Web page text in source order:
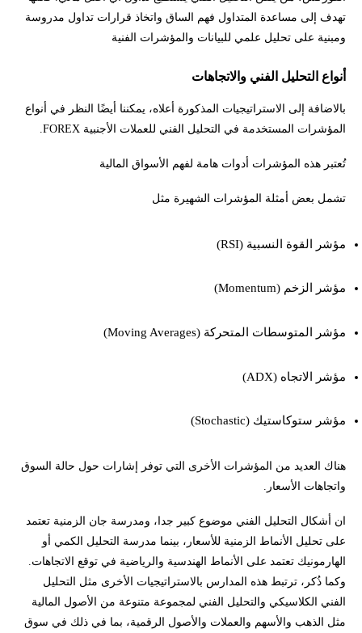
تهدف إلى مساعدة المتداول فهم الساق واتخاذ قرارات تداول مدروسة
ومبنية على تحليل علمي للبيانات والمؤشرات الفنية
أنواع التحليل الفني والاتجاهات
بالاضافة إلى الاستراتيجيات المذكورة أعلاه، يمكننا أيضًا النظر في أنواع
المؤشرات المستخدمة في التحليل الفني للعملات الأجنبية FOREX.
تُعتبر هذه المؤشرات أدوات هامة لفهم الأسواق المالية
تشمل بعض أمثلة المؤشرات الشهيرة مثل
مؤشر القوة النسبية (RSI)
مؤشر الزخم (Momentum)
مؤشر المتوسطات المتحركة (Moving Averages)
مؤشر الاتجاه (ADX)
مؤشر ستوكاستيك (Stochastic)
هناك العديد من المؤشرات الأخرى التي توفر إشارات حول حالة السوق
واتجاهات الأسعار.
ان أشكال التحليل الفني موضوع كبير جدا، ومدرسة جان الزمنية تعتمد
على تحليل الأنماط الزمنية للأسعار، بينما مدرسة التحليل الكمي أو
الهارمونيك تعتمد على الأنماط الهندسية والرياضية في توقع الاتجاهات.
وكما ذُكر، ترتبط هذه المدارس بالاستراتيجيات الأخرى مثل التحليل
الفني الكلاسيكي والتحليل الفني لمجموعة متنوعة من الأصول المالية
مثل الذهب والأسهم والعملات والأصول الرقمية، بما في ذلك في سوق